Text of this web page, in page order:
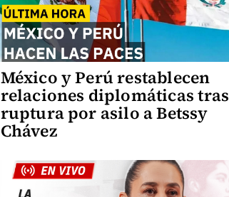
México y Perú restablecen
relaciones diplomáticas tras
ruptura por asilo a Betssy
Chávez